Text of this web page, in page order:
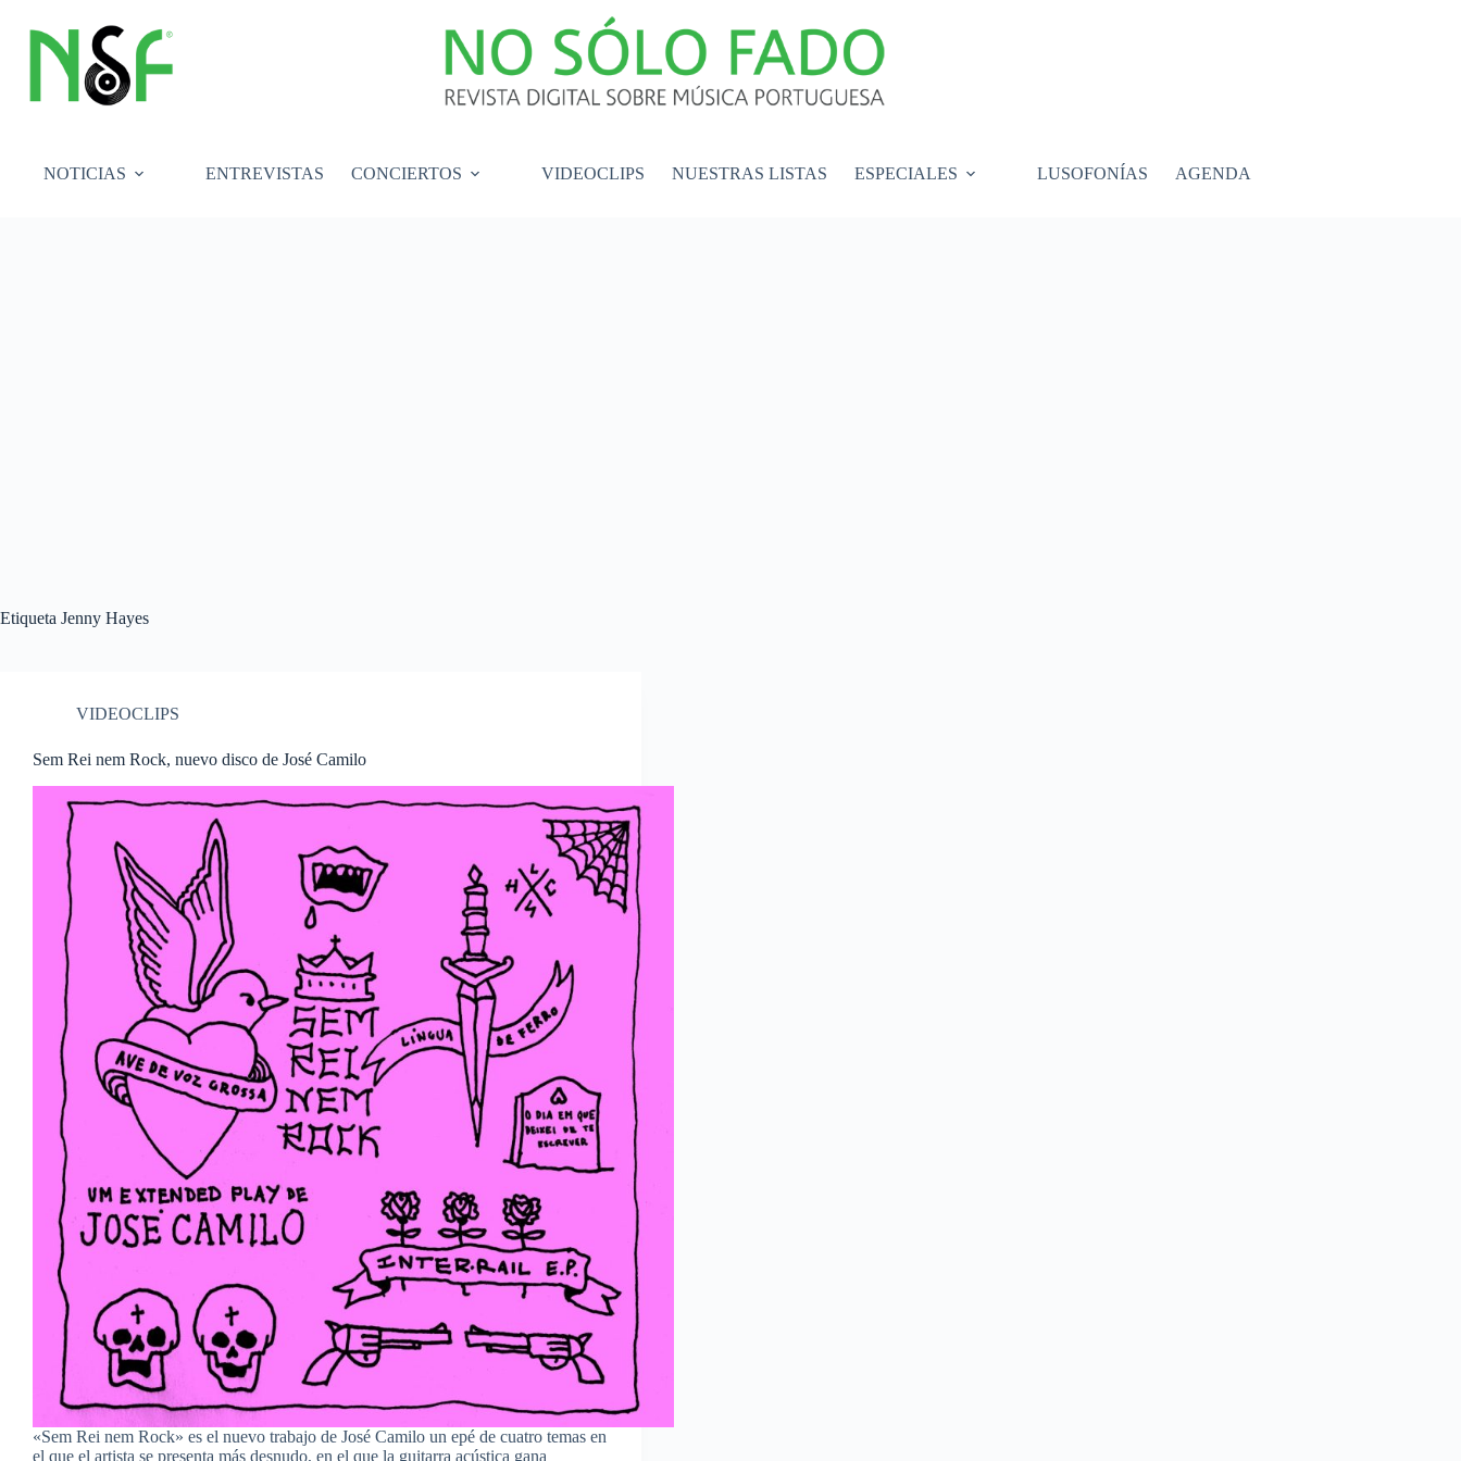
contenido
NOTICIAS ENTREVISTAS CONCIERTOS VIDEOCLIPS NUESTRAS LISTAS ESPECIALES LUSOFONÍAS AGENDA
Etiqueta Jenny Hayes
VIDEOCLIPS
Sem Rei nem Rock, nuevo disco de José Camilo
«Sem Rei nem Rock» es el nuevo trabajo de José Camilo un epé de cuatro temas en
el que el artista se presenta más desnudo, en el que la guitarra acústica gana